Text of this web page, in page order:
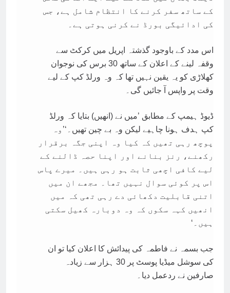
کے ساتھ سفر کرنے کا انتظام شامل ہے، جس
کی ادائیگی بورڈ نے کرنی ہوتی ہے۔
‎اس مدد کے باوجود گذشتہ اپریل میں کرکٹ سے
وقفہ لینے کے اعلان کے ساتھ 30 برس کی نوجوان
کھلاڑی کو یہ یقین نہیں تھا کہ وہ ورلڈ کپ کے لیے
وقت پر واپس آ جائیں گی۔
ڈیوڈ ہیمپ کے مطابق ’میں نے (انھیں) بتایا کہ ورلڈ
کپ ہدف ہونا چاہیے لیکن وہ بے چین تھیں۔‘‎’وہ
پوچھ رہی تھیں کہ کیا وہ اپنی جگہ برقرار
رکھنے، رنز بنانے اور اپنا حصہ ڈالنے کے
لیے کافی اچھی ثابت ہو رہی ہیں۔ میرے پاس
اس پر کوئی سوال نہیں تھا۔ مجھے ان میں
اتنی قابلیت دکھائی دے رہی تھی کہ میں
انھیں کہہ سکوں کہ وہ دوبارہ کھیل سکتی
ہیں۔‘
جب بسمہ نے فاطمہ کی پیدائش کا اعلان کیا تو ان
کی سوشل میڈیا پوسٹ پر 30 ہزار سے زیادہ
صارفین نے ردعمل دیا۔